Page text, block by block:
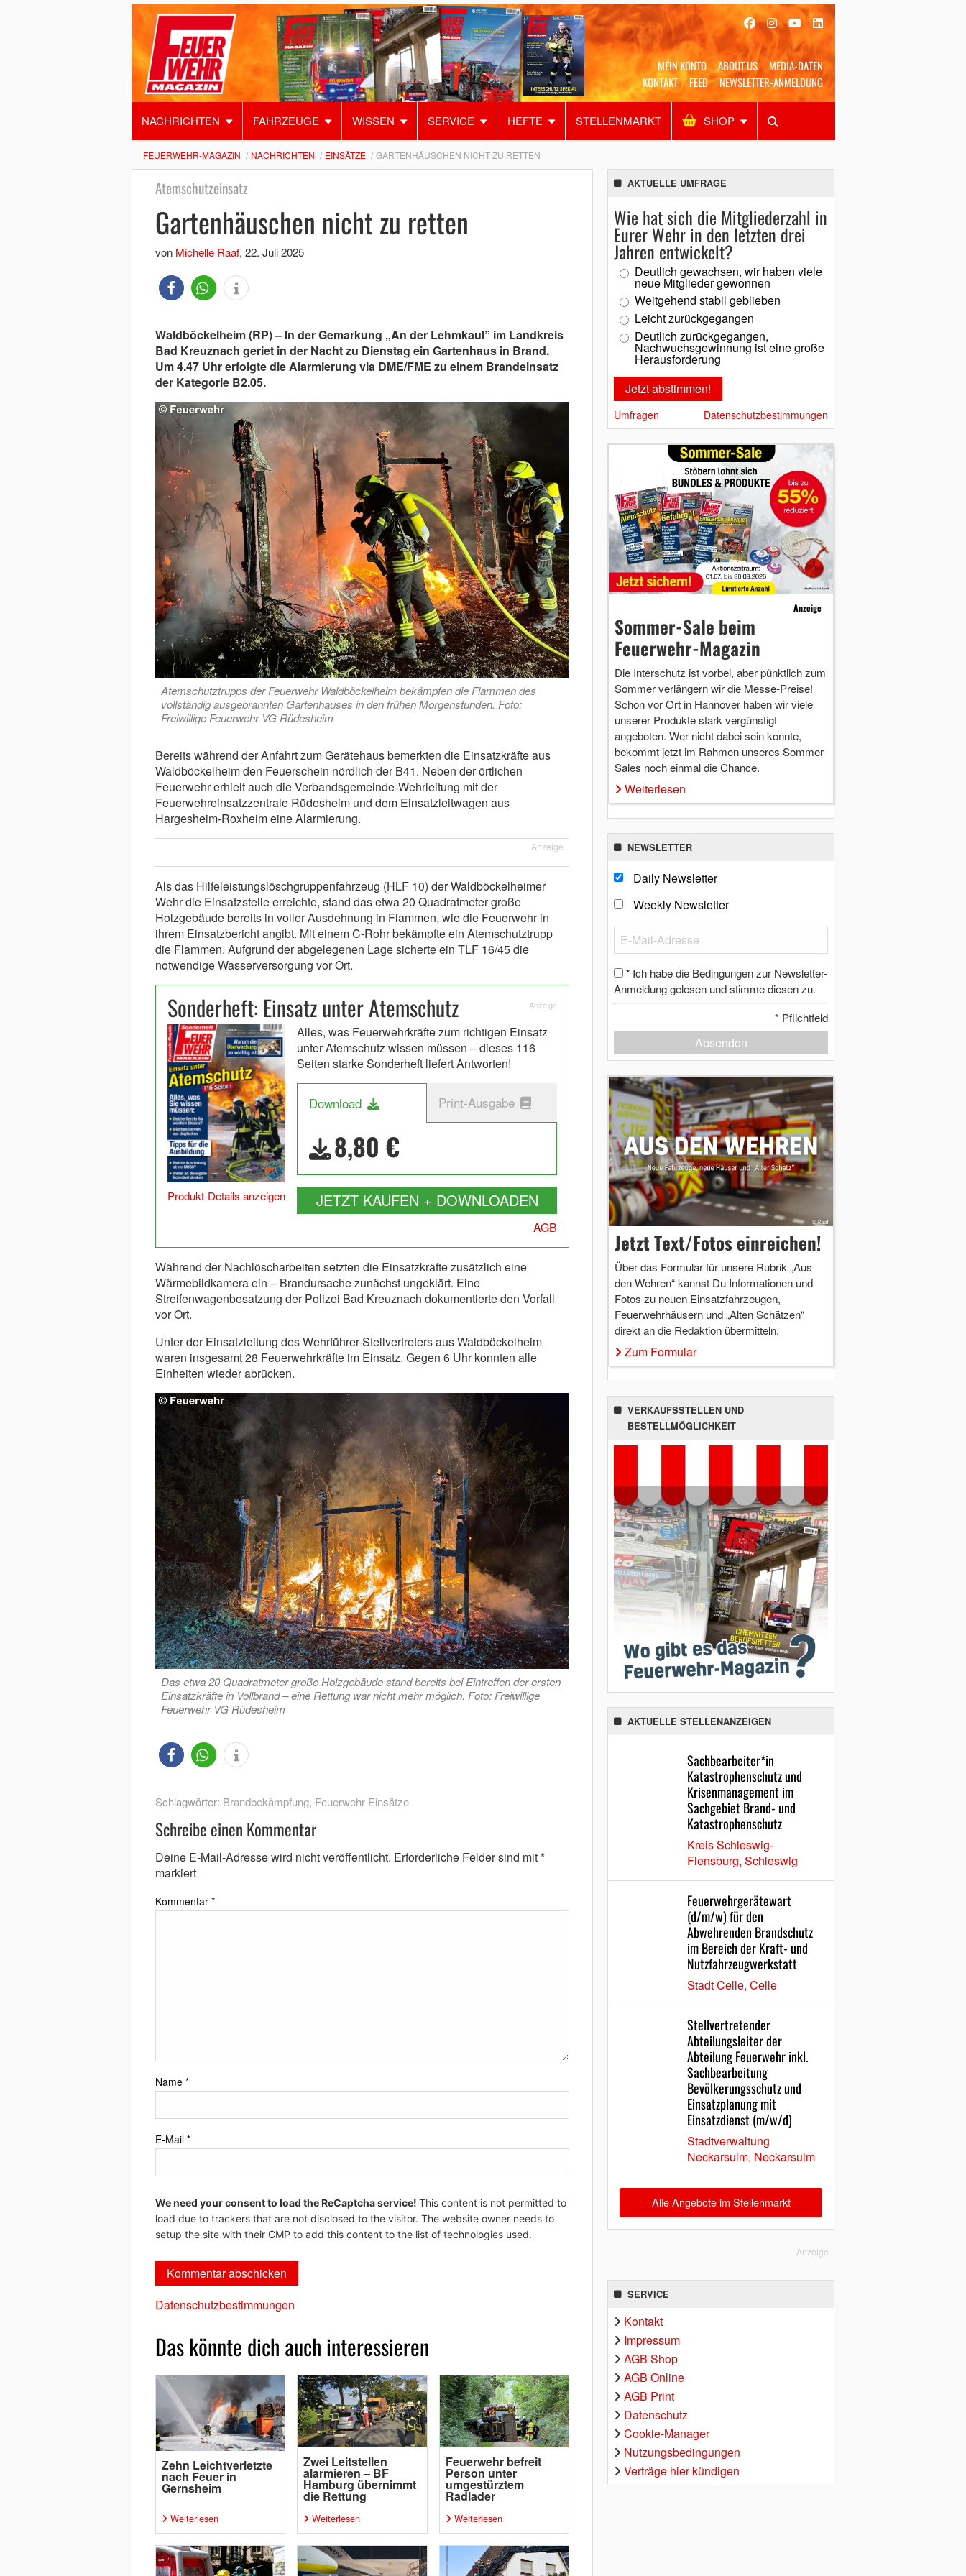
MEIN KONTO ABOUT US
MEDIA-DATEN
KONTAKT
FEED NEWSLETTER-ANMELDUNG
NACHRICHTEN FAHRZEUGE WISSEN SERVICE HEFTE STELLENMARKT SHOP
Alles Shop SUCHEN
FEUERWEHR-MAGAZIN NACHRICHTEN EINSÄTZE GARTENHÄUSCHEN NICHT ZU RETTEN
Atemschutzeinsatz
Gartenhäuschen nicht zu retten
von Michelle Raaf, 22. Juli 2025
Waldböckelheim (RP) – In der Gemarkung „An der Lehmkaul” im Landkreis
Bad Kreuznach geriet in der Nacht zu Dienstag ein Gartenhaus in Brand.
Um 4.47 Uhr erfolgte die Alarmierung via DME/FME zu einem Brandeinsatz
der Kategorie B2.05.
Atemschutztrupps der Feuerwehr Waldböckelheim bekämpfen die Flammen des
vollständig ausgebrannten Gartenhauses in den frühen Morgenstunden. Foto:
Freiwillige Feuerwehr VG Rüdesheim
Bereits während der Anfahrt zum Gerätehaus bemerkten die Einsatzkräfte aus
Waldböckelheim den Feuerschein nördlich der B41. Neben der örtlichen
Feuerwehr erhielt auch die Verbandsgemeinde-Wehrleitung mit der
Feuerwehreinsatzzentrale Rüdesheim und dem Einsatzleitwagen aus
Hargesheim-Roxheim eine Alarmierung.
Anzeige
Als das Hilfeleistungslöschgruppenfahrzeug (HLF 10) der Waldböckelheimer
Wehr die Einsatzstelle erreichte, stand das etwa 20 Quadratmeter große
Holzgebäude bereits in voller Ausdehnung in Flammen, wie die Feuerwehr in
ihrem Einsatzbericht angibt. Mit einem C-Rohr bekämpfte ein Atemschutztrupp
die Flammen. Aufgrund der abgelegenen Lage sicherte ein TLF 16/45 die
notwendige Wasserversorgung vor Ort.
Sonderheft: Einsatz unter Atemschutz Anzeige
Produkt-Details anzeigen
Alles, was Feuerwehrkräfte zum richtigen Einsatz
unter Atemschutz wissen müssen – dieses 116
Seiten starke Sonderheft liefert Antworten!
Download Print-Ausgabe
8,80 €
JETZT KAUFEN + DOWNLOADEN
AGB
Während der Nachlöscharbeiten setzten die Einsatzkräfte zusätzlich eine
Wärmebildkamera ein – Brandursache zunächst ungeklärt. Eine
Streifenwagenbesatzung der Polizei Bad Kreuznach dokumentierte den Vorfall
vor Ort.
Unter der Einsatzleitung des Wehrführer-Stellvertreters aus Waldböckelheim
waren insgesamt 28 Feuerwehrkräfte im Einsatz. Gegen 6 Uhr konnten alle
Einheiten wieder abrücken.
Das etwa 20 Quadratmeter große Holzgebäude stand bereits bei Eintreffen der ersten
Einsatzkräfte in Vollbrand – eine Rettung war nicht mehr möglich. Foto: Freiwillige
Feuerwehr VG Rüdesheim
Schlagwörter: Brandbekämpfung, Feuerwehr Einsätze
Schreibe einen Kommentar
Deine E-Mail-Adresse wird nicht veröffentlicht. Erforderliche Felder sind mit*
markiert
Kommentar *
Name *
E-Mail *
We need your consent to load the ReCaptcha service! This content is not permitted to
load due to trackers that are not disclosed to the visitor. The website owner needs to
setup the site with their CMP to add this content to the list of technologies used.
Datenschutzbestimmungen
Das könnte dich auch interessieren
Zehn Leichtverletzte
nach Feuer in
Gernsheim
Weiterlesen
Zwei Leitstellen
alarmieren – BF
Hamburg übernimmt
die Rettung
Weiterlesen
Feuerwehr befreit
Person unter
umgestürztem
Radlader
Weiterlesen
AKTUELLE UMFRAGE
Wie hat sich die Mitgliederzahl in
Eurer Wehr in den letzten drei
Jahren entwickelt?
Deutlich gewachsen, wir haben viele
neue Mitglieder gewonnen
Weitgehend stabil geblieben
Leicht zurückgegangen
Deutlich zurückgegangen,
Nachwuchsgewinnung ist eine große
Herausforderung
Umfragen Datenschutzbestimmungen
Anzeige
Sommer-Sale beim
Feuerwehr-Magazin
Die Interschutz ist vorbei, aber pünktlich zum
Sommer verlängern wir die Messe-Preise!
Schon vor Ort in Hannover haben wir viele
unserer Produkte stark vergünstigt
angeboten. Wer nicht dabei sein konnte,
bekommt jetzt im Rahmen unseres Sommer-
Sales noch einmal die Chance.
Weiterlesen
NEWSLETTER
Daily Newsletter
Weekly Newsletter
* Ich habe die Bedingungen zur Newsletter-
Anmeldung gelesen und stimme diesen zu.
* Pflichtfeld
Absenden
Jetzt Text/Fotos einreichen!
Über das Formular für unsere Rubrik „Aus
den Wehren“ kannst Du Informationen und
Fotos zu neuen Einsatzfahrzeugen,
Feuerwehrhäusern und „Alten Schätzen“
direkt an die Redaktion übermitteln.
Zum Formular
VERKAUFSSTELLEN UND
BESTELLMÖGLICHKEIT
AKTUELLE STELLENANZEIGEN
Sachbearbeiter*in
Katastrophenschutz und
Krisenmanagement im
Sachgebiet Brand- und
Katastrophenschutz
Kreis Schleswig-
Flensburg, Schleswig
Feuerwehrgerätewart
(d/m/w) für den
Abwehrenden Brandschutz
im Bereich der Kraft- und
Nutzfahrzeugwerkstatt
Stadt Celle, Celle
Stellvertretender
Abteilungsleiter der
Abteilung Feuerwehr inkl.
Sachbearbeitung
Bevölkerungsschutz und
Einsatzplanung mit
Einsatzdienst (m/w/d)
Stadtverwaltung
Neckarsulm, Neckarsulm
Alle Angebote im Stellenmarkt
Anzeige
SERVICE
Kontakt
Impressum
AGB Shop
AGB Online
AGB Print
Datenschutz
Cookie-Manager
Nutzungsbedingungen
Verträge hier kündigen